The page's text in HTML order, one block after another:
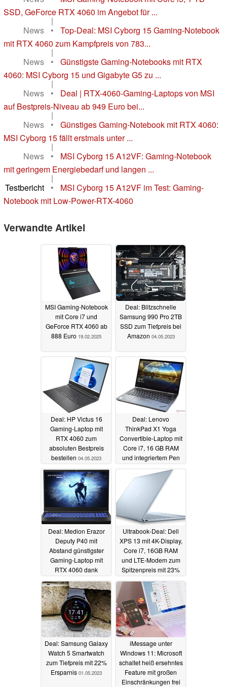
SSD, GeForce RTX 4060 im Angebot für ...
|
News
•
Top-Deal: MSI Cyborg 15 Gaming-Notebook
mit RTX 4060 zum Kampfpreis von 783...
|
News
•
Günstigste Gaming-Notebooks mit RTX
4060: MSI Cyborg 15 und Gigabyte G5 zu ...
|
News
•
Deal | RTX-4060-Gaming-Laptops von MSI
auf Bestpreis-Niveau ab 949 Euro bei...
|
News
•
Günstiges Gaming-Notebook mit RTX 4060:
MSI Cyborg 15 fällt erstmals unter ...
|
News
•
MSI Cyborg 15 A12VF: Gaming-Notebook
mit geringem Energiebedarf und langen ...
|
Testbericht
•
MSI Cyborg 15 A12VF im Test: Gaming-
Notebook mit Low-Power-RTX-4060
Verwandte Artikel
MSI Gaming-Notebook
mit Core i7 und
GeForce RTX 4060 ab
888 Euro 19.02.2025
Deal: Blitzschnelle
Samsung 990 Pro 2TB
SSD zum Tiefpreis bei
Amazon 04.05.2023
Deal: HP Victus 16
Gaming-Laptop mit
RTX 4060 zum
absoluten Bestpreis
bestellen 04.05.2023
Deal: Lenovo
ThinkPad X1 Yoga
Convertible-Laptop mit
Core i7, 16 GB RAM
und integriertem Pen
günstig im Angebot
04.05.2023
Deal: Medion Erazor
Deputy P40 mit
Abstand günstigster
Gaming-Laptop mit
RTX 4060 dank
unglaublich hohem
Rabatt03.05.2023
Ultrabook-Deal: Dell
XPS 13 mit 4K-Display,
Core i7, 16GB RAM
und LTE-Modem zum
Spitzenpreis mit 23%
Rabatt02.05.2023
Deal: Samsung Galaxy
Watch 5 Smartwatch
zum Tiefpreis mit 22%
Ersparnis 01.05.2023
iMessage unter
Windows 11: Microsoft
schaltet heiß ersehntes
Feature mit großen
Einschränkungen frei